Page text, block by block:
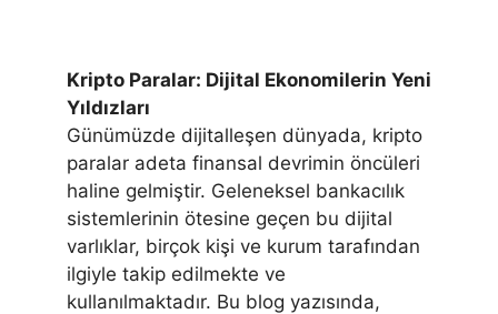
Kripto Paralar: Dijital Ekonomilerin Yeni
Yıldızları
Günümüzde dijitalleşen dünyada, kripto
paralar adeta finansal devrimin öncüleri
haline gelmiştir. Geleneksel bankacılık
sistemlerinin ötesine geçen bu dijital
varlıklar, birçok kişi ve kurum tarafından
ilgiyle takip edilmekte ve
kullanılmaktadır. Bu blog yazısında,